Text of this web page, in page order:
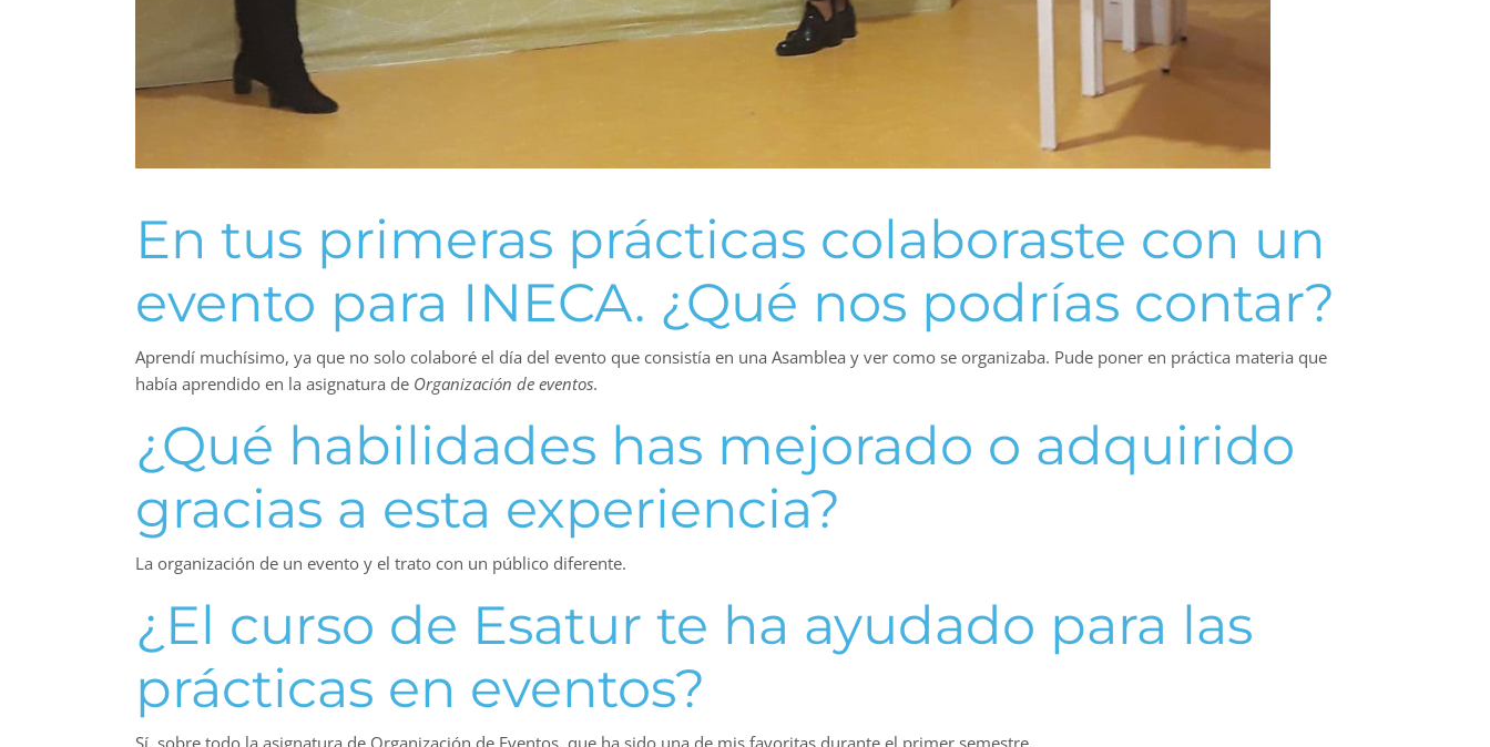
En tus primeras prácticas colaboraste con un
evento para INECA. ¿Qué nos podrías contar?
Aprendí muchísimo, ya que no solo colaboré el día del evento que consistía en una Asamblea y ver como se organizaba. Pude poner en práctica materia que
había aprendido en la asignatura de Organización de eventos.
¿Qué habilidades has mejorado o adquirido
gracias a esta experiencia?
La organización de un evento y el trato con un público diferente.
¿El curso de Esatur te ha ayudado para las
prácticas en eventos?
Sí, sobre todo la asignatura de Organización de Eventos, que ha sido una de mis favoritas durante el primer semestre.